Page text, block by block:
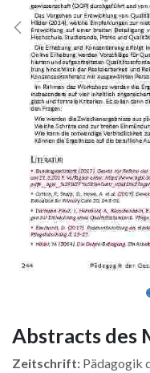
Abstracts des
Zeitschrift: Pädagogik